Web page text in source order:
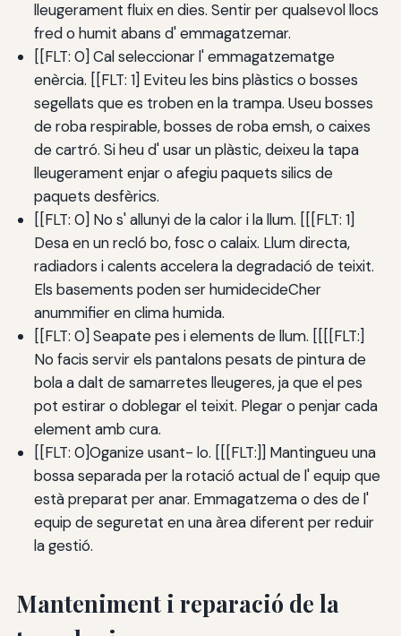
lleugerament fluix en dies. Sentir per qualsevol llocs
fred o humit abans d' emmagatzemar.
[[FLT: 0] Cal seleccionar l' emmagatzematge
enèrcia. [[FLT: 1] Eviteu les bins plàstics o bosses
segellats que es troben en la trampa. Useu bosses
de roba respirable, bosses de roba emsh, o caixes
de cartró. Si heu d' usar un plàstic, deixeu la tapa
lleugerament enjar o afegiu paquets silics de
paquets desfèrics.
[[FLT: 0] No s' allunyi de la calor i la llum. [[[FLT: 1]
Desa en un recló bo, fosc o calaix. Llum directa,
radiadors i calents accelera la degradació de teixit.
Els basements poden ser humidecideCher
anummifier en clima humida.
[[FLT: 0] Seapate pes i elements de llum. [[[[FLT:]
No facis servir els pantalons pesats de pintura de
bola a dalt de samarretes lleugeres, ja que el pes
pot estirar o doblegar el teixit. Plegar o penjar cada
element amb cura.
[[FLT: 0]Oganize usant- lo. [[[FLT:]] Mantingueu una
bossa separada per la rotació actual de l' equip que
està preparat per anar. Emmagatzema o des de l'
equip de seguretat en una àrea diferent per reduir
la gestió.
Manteniment i reparació de la